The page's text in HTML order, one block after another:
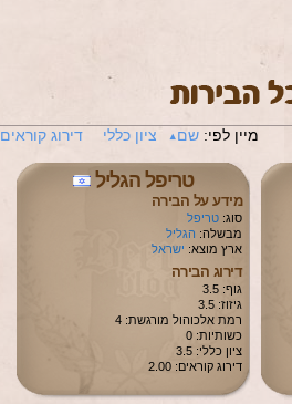
מיין לפי: שם ציון כללי דירוג קוראים
טריפל הגליל
מידע על הבירה
סוג: טריפל
מבשלה: הגליל
ארץ מוצא: ישראל
דירוג הבירה
גוף: 3.5
גיזוז: 3.5
רמת אלכוהול מורגשת: 4
כשותיות: 0
ציון כללי: 3.5
דירוג קוראים: 2.00